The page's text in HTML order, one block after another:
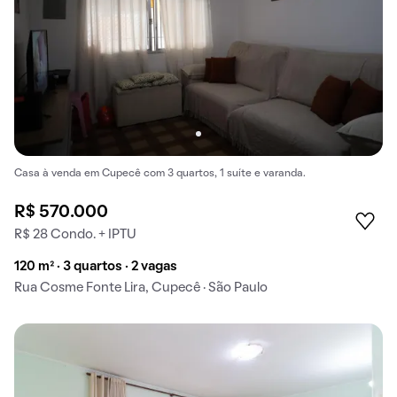
Casa à venda em Cupecê com 3 quartos, 1 suíte e varanda.
R$ 570.000
R$ 28 Condo. + IPTU
120 m² · 3 quartos · 2 vagas
Rua Cosme Fonte Lira, Cupecê · São Paulo